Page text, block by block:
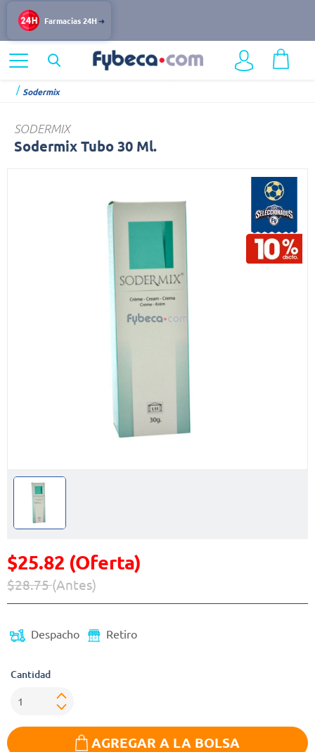
Farmacias 24H
Dermocosmética
Cuidado Especializado del Cuerpo
Sodermix
SODERMIX
Sodermix Tubo 30 Ml.
$25.82 (Oferta)
Precio reducido de
$28.75(Antes)
Despacho Retiro
Cantidad
AGREGAR A LA BOLSA